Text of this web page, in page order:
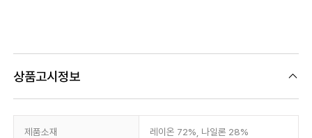
상품고시정보
제품소재 레이온 72%, 나일론 28%